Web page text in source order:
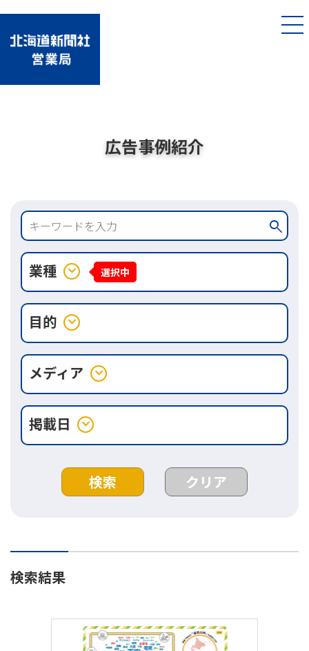
広告事例紹介
search
業種 expand_more 選択中
目的 expand_more
メディア expand_more
掲載日 expand_more
検索 クリア
検索結果